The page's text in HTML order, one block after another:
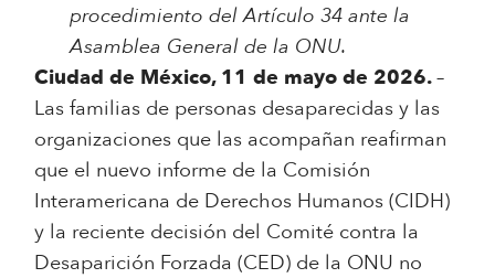
procedimiento del Artículo 34 ante la
Asamblea General de la ONU.
Ciudad de México, 11 de mayo de 2026.–
Las familias de personas desaparecidas y las
organizaciones que las acompañan reafirman
que el nuevo informe de la Comisión
Interamericana de Derechos Humanos (CIDH)
y la reciente decisión del Comité contra la
Desaparición Forzada (CED) de la ONU no